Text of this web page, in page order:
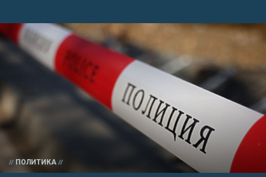
ПОЛИТИКА